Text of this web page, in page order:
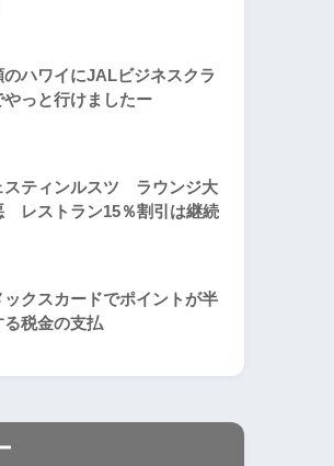
のハワイにJALビジネスクラ
やっと行けましたー
スティンルスツ ラウンジ大
レストラン15％割引は継続
ックスカードでポイントが半
る税金の支払